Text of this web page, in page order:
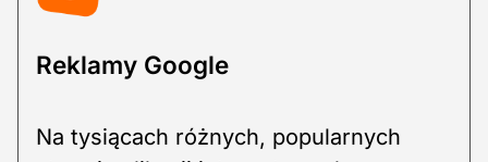
Reklamy Google
Na tysiącach różnych, popularnych